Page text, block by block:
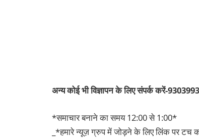
अन्य कोई भी विज्ञापन के लिए संपर्क करें-
*समाचार बनाने का समय 12:00 से 1:00*
_*हमारे न्यूज़ ग्रुप में जोड़ने के लिए लिंक पर टच